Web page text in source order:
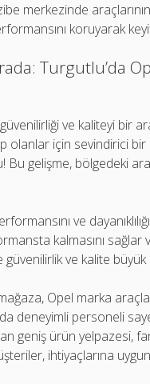
merkezinde
koruyarak
Turgutlu’da
ve kaliteyi bir
olanlar için sevindirici
Bu gelişme, bölgedeki
ve
kalmasını sağlar
ve kalite büyük
Opel marka
deneyimli personeli
geniş ürün yelpazesi,
ihtiyaçlarına